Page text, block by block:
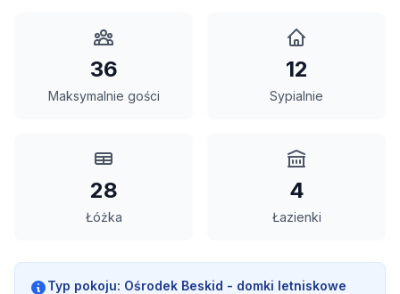
36
Maksymalnie gości
12
Sypialnie
28
Łóżka
4
Łazienki
Typ pokoju: Ośrodek Beskid - domki letniskowe